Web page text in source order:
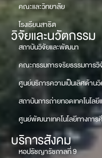
คณะและวิทยาลัย
โรงเรียนสาธิต
วิจัยและนวัตกรรม
สถาบันวิจัยและพัฒนา
คณะกรรมการจริยธรรมการวิ
ศูนย์บริการความเป็นเลิศด้านวิ
สถาบันการถ่ายทอดเทคโนโล
ศูนย์พัฒนาเทคโนโลยีทางการ
บริการสังคม
หอปรัชญารัชกาลที่ 9